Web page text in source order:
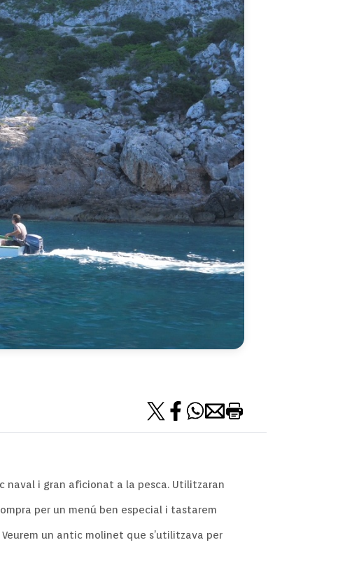
naval i gran aficionat a la pesca. Utilitzaran
per un menú ben especial i tastarem
un antic molinet que s’utilitzava per